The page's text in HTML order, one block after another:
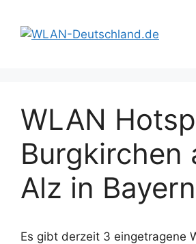
Inhalt
springen
WLAN
Burgkirchen
Alz in Bayern
Es gibt derzeit 3 eingetragene